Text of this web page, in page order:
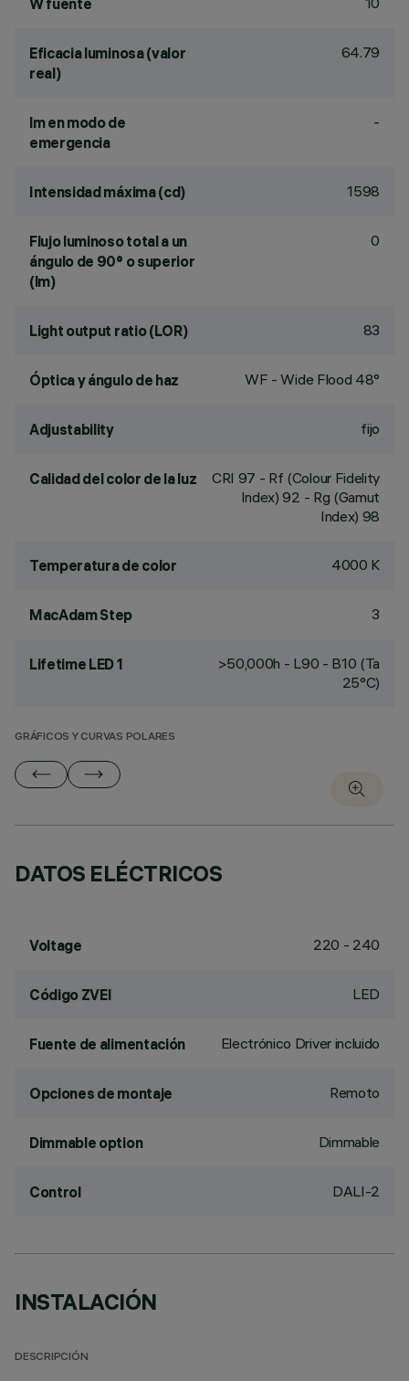
W fuente
Eficacia luminosa (valor
real)
64.79
lm en modo de
emergencia
-
Intensidad máxima (cd) 1598
Flujo luminoso total a un
ángulo de 90° o superior
(lm)
0
Light output ratio (LOR) 83
Óptica y ángulo de haz WF - Wide Flood 48°
Adjustability fijo
Calidad del color de la luz CRI 97 - Rf (Colour Fidelity
Index) 92 - Rg (Gamut
Index) 98
Temperatura de color 4000 K
MacAdam Step 3
Lifetime LED 1
>50,000h - L90 - B10 (Ta
25°C)
GRÁFICOS Y CURVAS POLARES
DATOS ELÉCTRICOS
Voltage 220 - 240
Código ZVEI LED
Fuente de alimentación Electrónico Driver incluido
Opciones de montaje Remoto
Dimmable option Dimmable
Control DALI-2
INSTALACIÓN
DESCRIPCIÓN